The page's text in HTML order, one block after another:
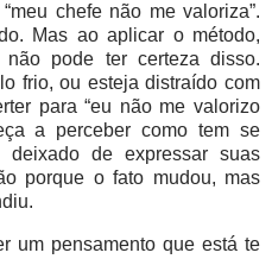
chefe não me valoriza”.
Mas ao aplicar o método,
pode ter certeza disso.
frio, ou esteja distraído com
para “eu não me valorizo
a perceber como tem se
de expressar suas
porque o fato mudou, mas
um pensamento que está te